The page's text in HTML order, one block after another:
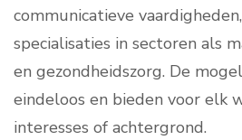
communicatieve
specialisaties in sectoren als
en gezondheidszorg. De
eindeloos en bieden voor elk
interesses of achtergrond.